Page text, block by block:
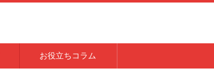
お役立ちコラム